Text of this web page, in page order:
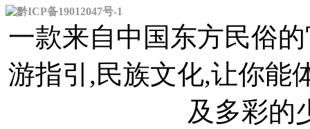
黔ICP备19012047号-1
一款来自中国东方民俗
游指引,民族文化,让你能
及多彩的